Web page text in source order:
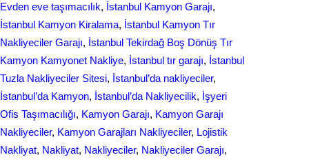
k
n
Evden eve taşımacılık, İstanbul Kamyon Garajı
İstanbul Kamyon Kiralama, İstanbul Kamyon Tır
Nakliyeciler Garajı, İstanbul Tekirdağ Boş Dönüş Tır
Kamyon Kamyonet Nakliye, İstanbul tır garajı, İstanbul
Tuzla Nakliyeciler Sitesi, İstanbul’da nakliyeciler
İstanbul’da Kamyon, İstanbul’da Nakliyecilik, İşyeri
Ofis Taşımacılığı, Kamyon Garajı, Kamyon Garajı
Nakliyeciler, Kamyon Garajları Nakliyeciler, Lojistik
Nakliyat, Nakliyat, Nakliyeciler, Nakliyeciler Garajı